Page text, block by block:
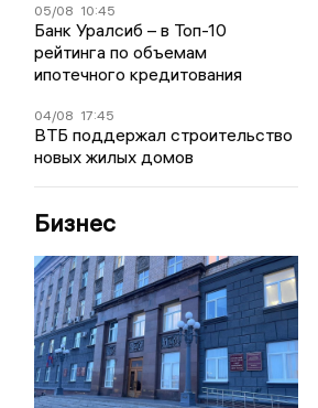
05/08 10:45
Банк Уралсиб – в Топ-10
рейтинга по объемам
ипотечного кредитования
04/08 17:45
ВТБ поддержал строительство
новых жилых домов
Бизнес